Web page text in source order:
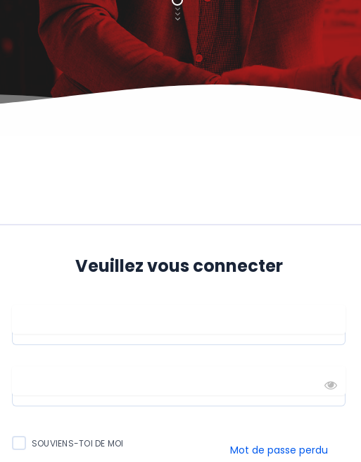
Veuillez vous connecter
SOUVIENS-TOI DE MOI Mot de passe perdu